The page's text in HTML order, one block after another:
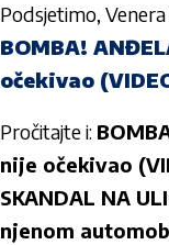
Podsjetimo,
BOMBA!
očekivao
Pročitajte i:
nije očekivao
SKANDAL NA
njenom